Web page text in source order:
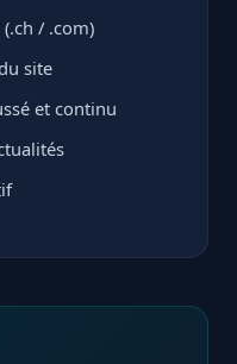
/ .com)
site
et continu